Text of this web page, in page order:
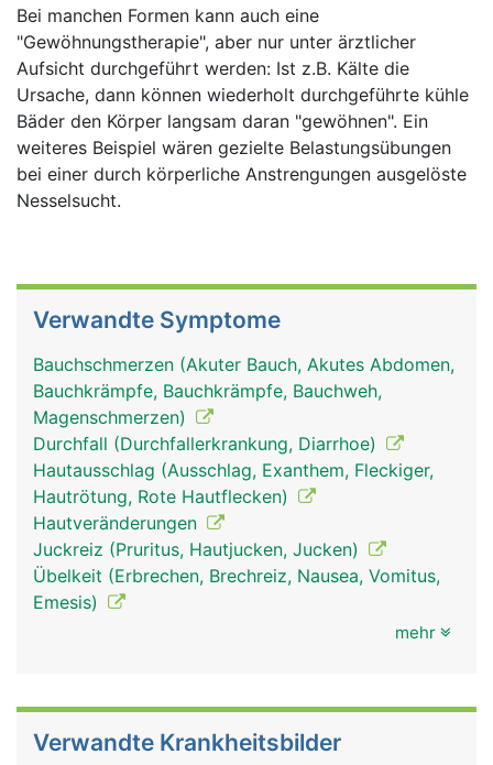
Bei manchen Formen kann auch eine
"Gewöhnungstherapie", aber nur unter ärztlicher
Aufsicht durchgeführt werden: Ist z.B. Kälte die
Ursache, dann können wiederholt durchgeführte kühle
Bäder den Körper langsam daran "gewöhnen". Ein
weiteres Beispiel wären gezielte Belastungsübungen
bei einer durch körperliche Anstrengungen ausgelöste
Nesselsucht.
Verwandte Symptome
Bauchschmerzen (Akuter Bauch, Akutes Abdomen,
Bauchkrämpfe, Bauchkrämpfe, Bauchweh,
Magenschmerzen)
Durchfall (Durchfallerkrankung, Diarrhoe)
Hautausschlag (Ausschlag, Exanthem, Fleckiger,
Hautrötung, Rote Hautflecken)
Hautveränderungen
Juckreiz (Pruritus, Hautjucken, Jucken)
Übelkeit (Erbrechen, Brechreiz, Nausea, Vomitus,
Emesis)
mehr
Verwandte Krankheitsbilder